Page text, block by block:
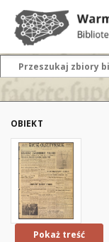
OBIEKT
Pokaż treść